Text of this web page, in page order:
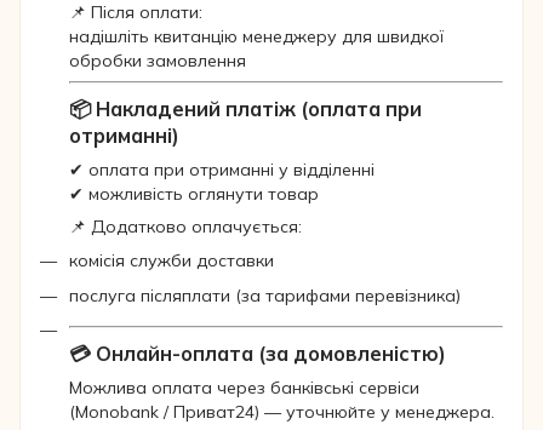
📌 Після оплати:
надішліть квитанцію менеджеру для швидкої
обробки замовлення
📦 Накладений платіж (оплата при
отриманні)
✔ оплата при отриманні у відділенні
✔ можливість оглянути товар
📌 Додатково оплачується:
комісія служби доставки
послуга післяплати (за тарифами перевізника)
💳 Онлайн-оплата (за домовленістю)
Можлива оплата через банківські сервіси
(Monobank / Приват24) — уточнюйте у менеджера.